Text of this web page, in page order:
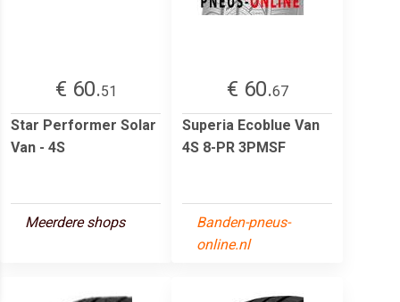
€ 60.51
Star Performer Solar
Van - 4S
Meerdere shops
€ 60.67
Superia Ecoblue Van
4S 8-PR 3PMSF
Banden-pneus-
online.nl